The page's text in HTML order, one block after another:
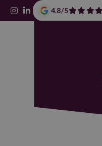
4.8/5